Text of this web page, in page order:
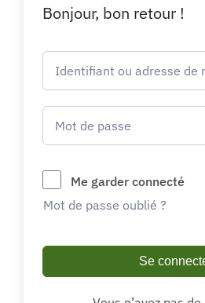
Bonjour, bon retour !
Me garder connecté
Mot de passe oublié ?
Se